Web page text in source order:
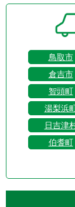
鳥取市
倉吉市
智頭町
湯梨浜
日吉津
伯耆町